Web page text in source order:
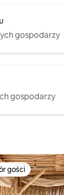
gospodarzy
gospodarzy
gości
gości